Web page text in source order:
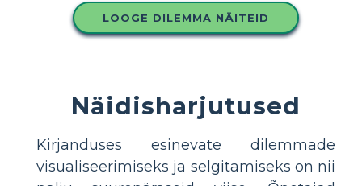
LOOGE DILEMMA NÄITEID
Näidisharjutused
Kirjanduses esinevate dilemmade
visualiseerimiseks ja selgitamiseks on nii